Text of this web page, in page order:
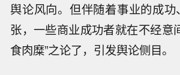
舆论风向。但伴随着事业的成
张，一些商业成功者就在不经意
食肉糜”之论了，引发舆论侧目。